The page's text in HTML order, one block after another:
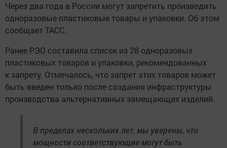
Через два года в России могут запретить производить
одноразовые пластиковые товары и упаковки. Об этом
сообщает ТАСС.
Ранее РЭО составила список из 28 одноразовых
пластиковых товаров и упаковки, рекомендованных
к запрету. Отмечалось, что запрет этих товаров может
быть введен только после создания инфраструктуры
производства альтернативных замещающих изделий.
В пределах нескольких лет, мы уверены, что
мощности соответствующие могут быть